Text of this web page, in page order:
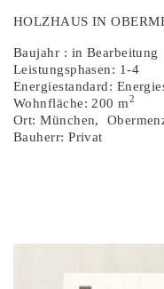
HOLZHAUS IN
Baujahr : in Bearbeitung
Leistungsphasen: 1-4
Energiestandard:
Wohnfläche: 200 m2
Ort: München,
Bauherr: Privat